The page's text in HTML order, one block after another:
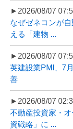
►2026/08/07
なぜゼネコンが
える「建物 ...
►2026/08/07
英建設業PMI、7
善
►2026/08/07
不動産投資家・
資戦略」に ...